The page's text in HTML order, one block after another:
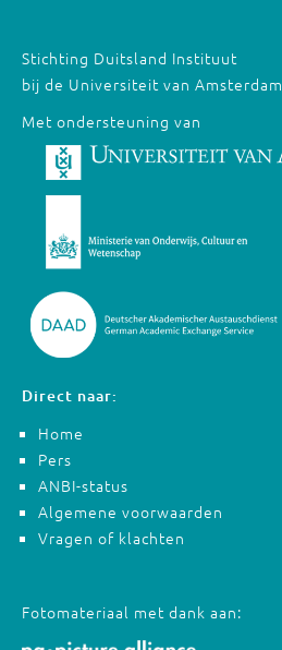
Stichting Duitsland Instituut
bij de Universiteit van Amsterdam
Met ondersteuning van
Direct naar:
Home
Pers
ANBI-status
Algemene voorwaarden
Vragen of klachten
Fotomateriaal met dank aan: